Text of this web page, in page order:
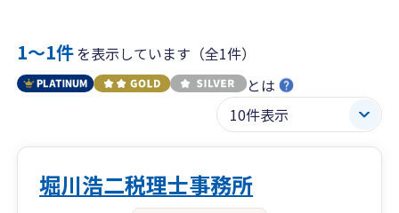
1〜1件を表示しています（全1件）
とは
堀川浩二税理士事務所